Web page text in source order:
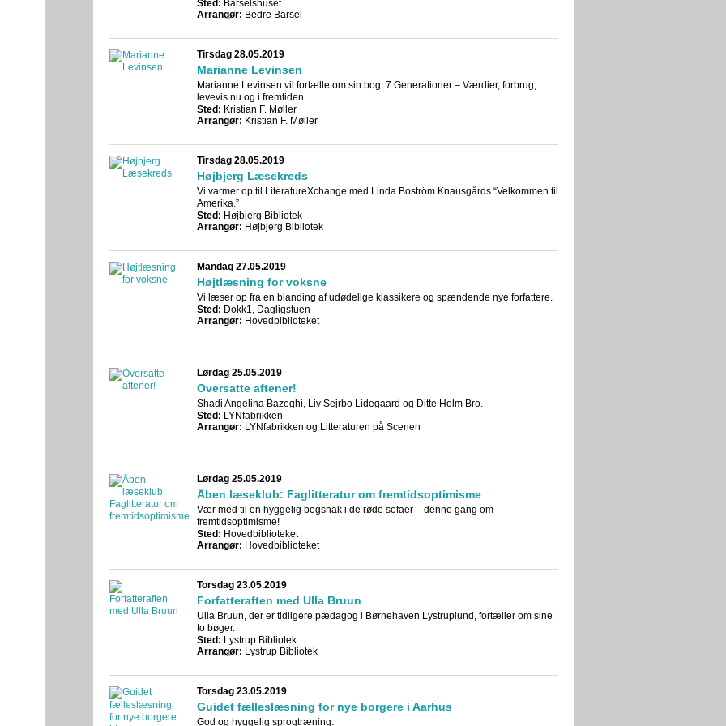
Sted: Barselshuset
Arrangør: Bedre Barsel
Tirsdag 28.05.2019
Marianne Levinsen
Marianne Levinsen vil fortælle om sin bog: 7 Generationer – Værdier, forbrug,
levevis nu og i fremtiden.
Sted: Kristian F. Møller
Arrangør: Kristian F. Møller
Tirsdag 28.05.2019
Højbjerg Læsekreds
Vi varmer op til LiteratureXchange med Linda Boström Knausgårds “Velkommen til
Amerika.”
Sted: Højbjerg Bibliotek
Arrangør: Højbjerg Bibliotek
Mandag 27.05.2019
Højtlæsning for voksne
Vi læser op fra en blanding af udødelige klassikere og spændende nye forfattere.
Sted: Dokk1, Dagligstuen
Arrangør: Hovedbiblioteket
Lørdag 25.05.2019
Oversatte aftener!
Shadi Angelina Bazeghi, Liv Sejrbo Lidegaard og Ditte Holm Bro.
Sted: LYNfabrikken
Arrangør: LYNfabrikken og Litteraturen på Scenen
Lørdag 25.05.2019
Åben læseklub: Faglitteratur om fremtidsoptimisme
Vær med til en hyggelig bogsnak i de røde sofaer – denne gang om
fremtidsoptimisme!
Sted: Hovedbiblioteket
Arrangør: Hovedbiblioteket
Torsdag 23.05.2019
Forfatteraften med Ulla Bruun
Ulla Bruun, der er tidligere pædagog i Børnehaven Lystruplund, fortæller om sine
to bøger.
Sted: Lystrup Bibliotek
Arrangør: Lystrup Bibliotek
Torsdag 23.05.2019
Guidet fælleslæsning for nye borgere i Aarhus
God og hyggelig sprogtræning.